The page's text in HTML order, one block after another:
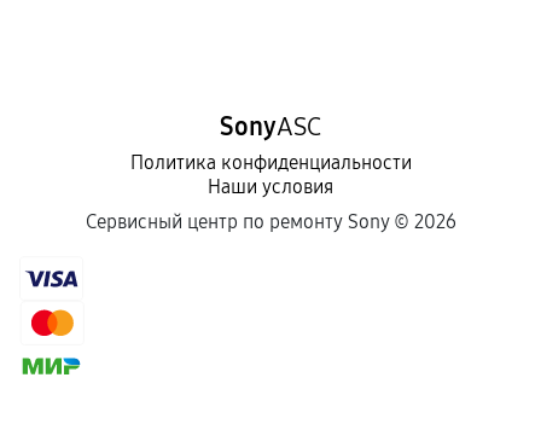
SonyASC
Политика конфиденциальности
Наши условия
Сервисный центр по ремонту Sony © 2026